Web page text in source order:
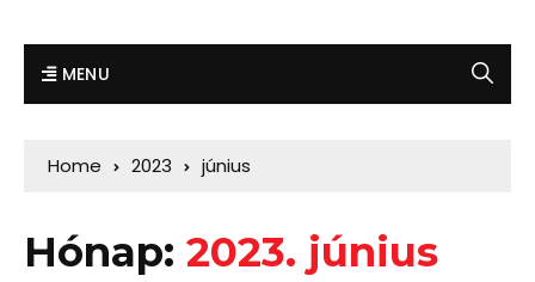
MENU
Home 2023 június
Hónap: 2023. június